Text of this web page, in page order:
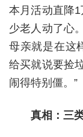
本月活动直降
少老人动了心
母亲就是在这
给买就说要捡
闹得特别僵。”
真相：三